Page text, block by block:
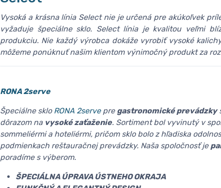
Vysoká a krásna línia Select nie je určená pre akúkoľvek
vyžaduje špeciálne sklo. Select línia je kvalitou veľmi
produkciu. Nie každý výrobca dokáže vyrobiť vysoké
môžeme ponúknuť našim klientom výnimočný produkt za
RONA 2serve
Špeciálne sklo RONA 2servepre gastronomické prevádzky
dôrazom na vysoké zaťaženie. Sortiment bol vyvinutý v
sommeliérmi a hoteliérmi, pričom sklo bolo z hľadiska
podmienkach reštauračnej prevádzky. Naša spoločnosť je
poradíme s výberom.
ŠPECIÁLNA ÚPRAVA ÚSTNEHO OKRAJA